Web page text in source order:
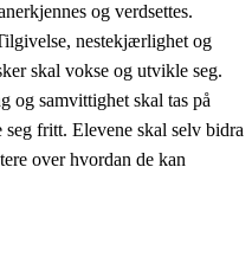
og verdsettes.
nestekjærlighet og
skal vokse og utvikle seg.
og samvittighet skal tas på
fritt. Elevene skal selv bidra
over hvordan de kan